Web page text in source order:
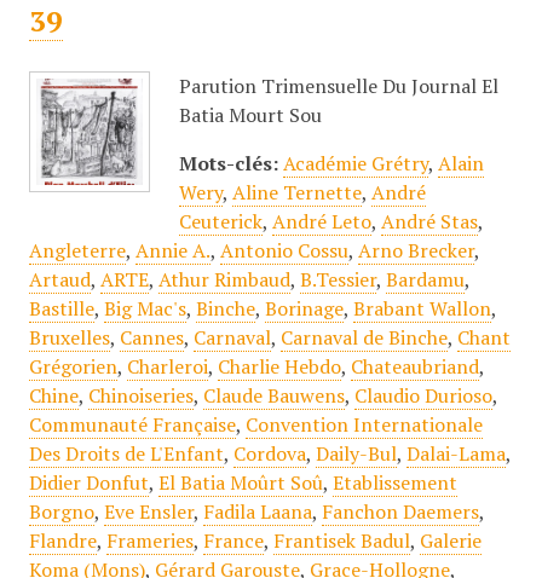
39
Parution Trimensuelle Du Journal El
Batia Mourt Sou
Mots-clés: Académie Grétry, Alain
Wery, Aline Ternette, André
Ceuterick, André Leto, André Stas,
Angleterre, Annie A., Antonio Cossu, Arno Brecker,
Artaud, ARTE, Athur Rimbaud, B.Tessier, Bardamu,
Bastille, Big Mac's, Binche, Borinage, Brabant Wallon,
Bruxelles, Cannes, Carnaval, Carnaval de Binche, Chant
Grégorien, Charleroi, Charlie Hebdo, Chateaubriand,
Chine, Chinoiseries, Claude Bauwens, Claudio Durioso,
Communauté Française, Convention Internationale
Des Droits de L'Enfant, Cordova, Daily-Bul, Dalai-Lama,
Didier Donfut, El Batia Moûrt Soû, Etablissement
Borgno, Eve Ensler, Fadila Laana, Fanchon Daemers,
Flandre, Frameries, France, Frantisek Badul, Galerie
Koma (Mons), Gérard Garouste, Grace-Hollogne,